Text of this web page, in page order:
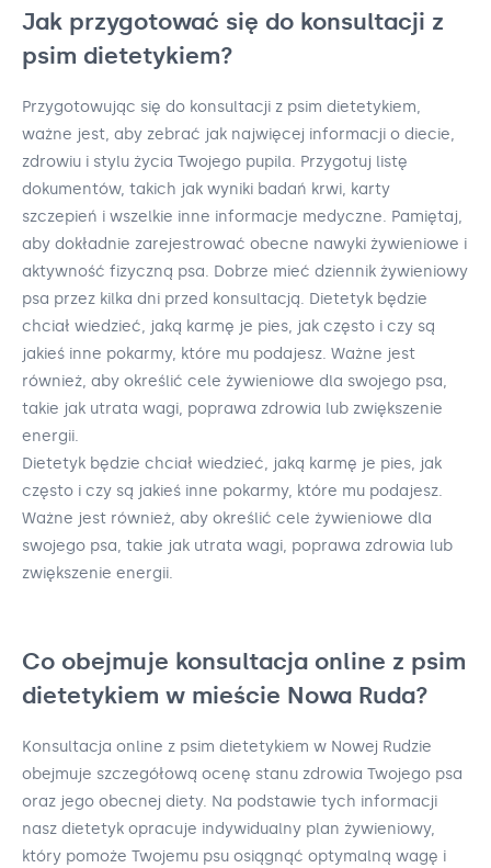
Jak przygotować się do konsultacji z
psim dietetykiem?
Przygotowując się do konsultacji z psim dietetykiem,
ważne jest, aby zebrać jak najwięcej informacji o diecie,
zdrowiu i stylu życia Twojego pupila. Przygotuj listę
dokumentów, takich jak wyniki badań krwi, karty
szczepień i wszelkie inne informacje medyczne. Pamiętaj,
aby dokładnie zarejestrować obecne nawyki żywieniowe i
aktywność fizyczną psa. Dobrze mieć dziennik żywieniowy
psa przez kilka dni przed konsultacją. Dietetyk będzie
chciał wiedzieć, jaką karmę je pies, jak często i czy są
jakieś inne pokarmy, które mu podajesz. Ważne jest
również, aby określić cele żywieniowe dla swojego psa,
takie jak utrata wagi, poprawa zdrowia lub zwiększenie
energii.
Dietetyk będzie chciał wiedzieć, jaką karmę je pies, jak
często i czy są jakieś inne pokarmy, które mu podajesz.
Ważne jest również, aby określić cele żywieniowe dla
swojego psa, takie jak utrata wagi, poprawa zdrowia lub
zwiększenie energii.
Co obejmuje konsultacja online z psim
dietetykiem w mieście Nowa Ruda?
Konsultacja online z psim dietetykiem w Nowej Rudzie
obejmuje szczegółową ocenę stanu zdrowia Twojego psa
oraz jego obecnej diety. Na podstawie tych informacji
nasz dietetyk opracuje indywidualny plan żywieniowy,
który pomoże Twojemu psu osiągnąć optymalną wagę i